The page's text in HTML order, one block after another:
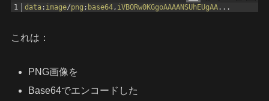
1 data : image/png ; base64, iVBORw0KGgoAAAANSUhEUgAA . . .
これは：
PNG画像を
Base64でエンコードした